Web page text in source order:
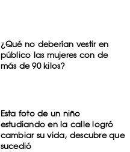
¿Qué no deberían vestir en
público las mujeres con de
más de 90 kilos?
Esta foto de un niño
estudiando en la calle logró
cambiar su vida, descubre que
sucedió